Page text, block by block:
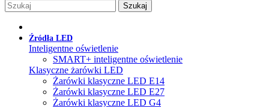
Szukaj
Źródła LED
Inteligentne oświetlenie
SMART+ inteligentne oświetlenie
Klasyczne żarówki LED
Żarówki klasyczne LED E14
Żarówki klasyczne LED E27
Żarówki klasyczne LED G4